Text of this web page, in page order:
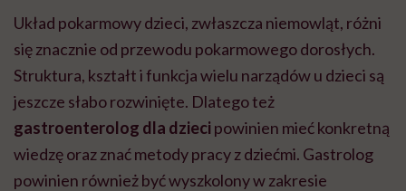
Układ pokarmowy dzieci, zwłaszcza niemowląt, różni
się znacznie od przewodu pokarmowego dorosłych.
Struktura, kształt i funkcja wielu narządów u dzieci są
jeszcze słabo rozwinięte. Dlatego też
gastroenterolog dla dzieci powinien mieć konkretną
wiedzę oraz znać metody pracy z dziećmi. Gastrolog
powinien również być wyszkolony w zakresie